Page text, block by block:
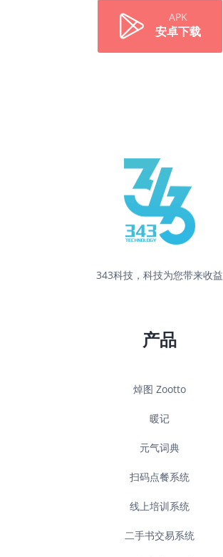
APK
安卓下载
343科技，科技为您带来收益
产品
焯图 Zootto
暖记
元气词典
扫码点餐系统
线上培训系统
二手书交易系统